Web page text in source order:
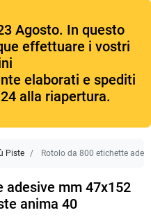
Agosto. In questo
effettuare i vostri
elaborati e spediti
alla riapertura.
Piste Rotolo da 800 etichette
adesive mm 47x152
anima 40